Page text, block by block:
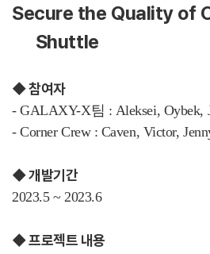
Secure the Quality of
Shuttle
◆참여자
- GALAXY-X팀 : Aleksei, Oybek,
- Corner Crew : Caven, Victor,
◆개발기간
2023.5 ~ 2023.6
◆프로젝트 내용